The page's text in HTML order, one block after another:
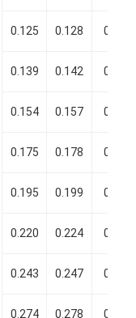
0.125 0.128 0.131
0.139 0.142 0.145
0.154 0.157 0.160
0.175 0.178 0.181
0.195 0.199 0.203
0.220 0.224 0.228
0.243 0.247 0.251
0.274 0.278 0.282